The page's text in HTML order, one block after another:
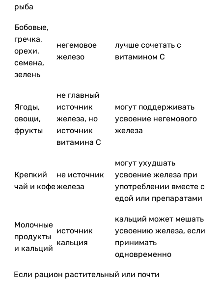
рыба
Бобовые,
гречка,
орехи,
семена,
зелень
негемовое
железо
лучше сочетать с
витамином C
Ягоды,
овощи,
фрукты
не главный
источник
железа, но
источник
витамина C
могут поддерживать
усвоение негемового
железа
Крепкий
чай и кофе
не источник
железа
могут ухудшать
усвоение железа при
употреблении вместе с
едой или препаратами
Молочные
продукты
и кальций
источник
кальция
кальций может мешать
усвоению железа, если
принимать
одновременно
Если рацион растительный или почти